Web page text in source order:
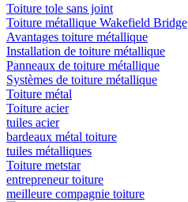
Toiture tole sans joint
Toiture métallique Wakefield Bridge
Avantages toiture métallique
Installation de toiture métallique
Panneaux de toiture métallique
Systèmes de toiture métallique
Toiture métal
Toiture acier
tuiles acier
bardeaux métal toiture
tuiles métalliques
Toiture metstar
entrepreneur toiture
meilleure compagnie toiture